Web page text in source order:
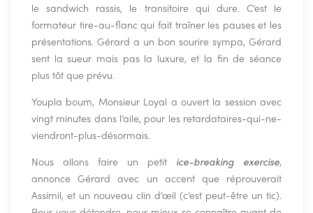
le sandwich rassis, le transitoire qui dure. C’est le
formateur tire-au-flanc qui fait traîner les pauses et les
présentations. Gérard a un bon sourire sympa, Gérard
sent la sueur mais pas la luxure, et la fin de séance
plus tôt que prévu.
Youpla boum, Monsieur Loyal a ouvert la session avec
vingt minutes dans l’aile, pour les retardataires-qui-ne-
viendront-plus-désormais.
Nous allons faire un petit ice-breaking exercise,
annonce Gérard avec un accent que réprouverait
Assimil, et un nouveau clin d’œil (c’est peut-être un tic).